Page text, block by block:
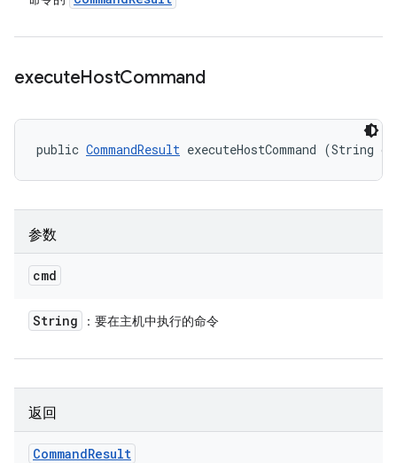
executeHostCommand
public CommandResult executeHostCommand (String
参数
cmd
String ：要在主机中执行的命令
返回
CommandResult